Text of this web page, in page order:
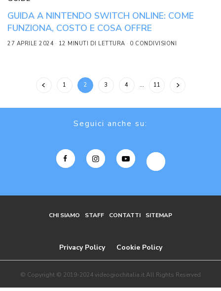
GUIDA A NINTENDO SWITCH ONLINE: COME
FUNZIONA, COSTO E COSA OFFRE
27 APRILE 2024 12 MINUTI DI LETTURA 0 CONDIVISIONI
1 2 3 4 … 11
Seguici anche su:
CHI SIAMO STAFF CONTATTI SITEMAP
Privacy Policy Cookie Policy
© Copyright © 2019-2024 videogiochitalia.it All Rights Reserved